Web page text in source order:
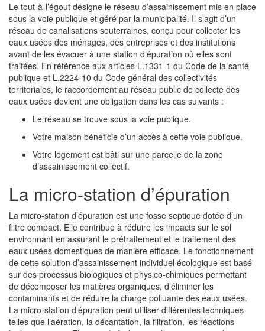
Le tout-à-l’égout désigne le réseau d’assainissement mis en place
sous la voie publique et géré par la municipalité. Il s’agit d’un
réseau de canalisations souterraines, conçu pour collecter les
eaux usées des ménages, des entreprises et des institutions
avant de les évacuer à une station d’épuration où elles sont
traitées. En référence aux articles L.1331-1 du Code de la santé
publique et L.2224-10 du Code général des collectivités
territoriales, le raccordement au réseau public de collecte des
eaux usées devient une obligation dans les cas suivants :
Le réseau se trouve sous la voie publique.
Votre maison bénéficie d’un accès à cette voie publique.
Votre logement est bâti sur une parcelle de la zone
d’assainissement collectif.
La micro-station d’épuration
La micro-station d’épuration est une fosse septique dotée d’un
filtre compact. Elle contribue à réduire les impacts sur le sol
environnant en assurant le prétraitement et le traitement des
eaux usées domestiques de manière efficace. Le fonctionnement
de cette solution d’assainissement individuel écologique est basé
sur des processus biologiques et physico-chimiques permettant
de décomposer les matières organiques, d’éliminer les
contaminants et de réduire la charge polluante des eaux usées.
La micro-station d’épuration peut utiliser différentes techniques
telles que l’aération, la décantation, la filtration, les réactions